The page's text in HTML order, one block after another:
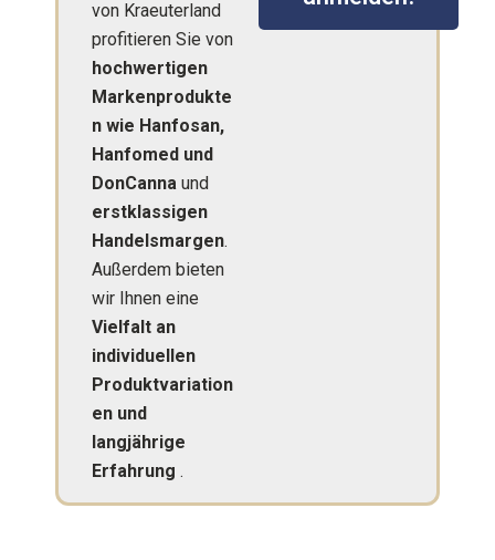
von Kraeuterland
profitieren Sie von
hochwertigen
Markenprodukte
n wie Hanfosan,
Hanfomed und
DonCanna und
erstklassigen
Handelsmargen.
Außerdem bieten
wir Ihnen eine
Vielfalt an
individuellen
Produktvariation
en und
langjährige
Erfahrung .